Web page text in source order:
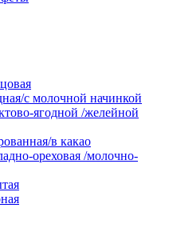
с молочной начинкой
ягодной /желейной
в какао
ореховая /молочно-